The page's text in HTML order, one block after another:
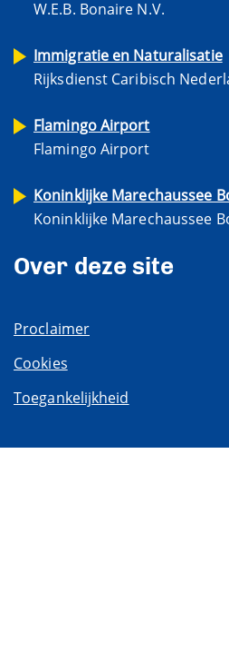
W.E.B. Bonaire N.V.
Immigratie en Naturalisatie
Rijksdienst Caribisch
Flamingo Airport
Flamingo Airport
Koninklijke Marechaussee
Koninklijke Marechaussee
Over deze site
Proclaimer
Cookies
Toegankelijkheid